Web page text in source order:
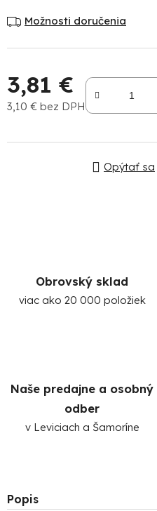
Možnosti doručenia
3,81 €
3,10 € bez DPH
Opýtať sa
Obrovský sklad
viac ako 20 000 položiek
Naše predajne a osobný
odber
v Leviciach a Šamoríne
Popis